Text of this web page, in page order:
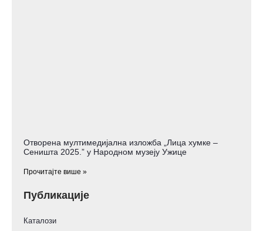
Отворена мултимедијална изложба „Лица хумке –
Сеништа 2025.” у Народном музеју Ужице
Прочитајте више »
Публикације
Каталози